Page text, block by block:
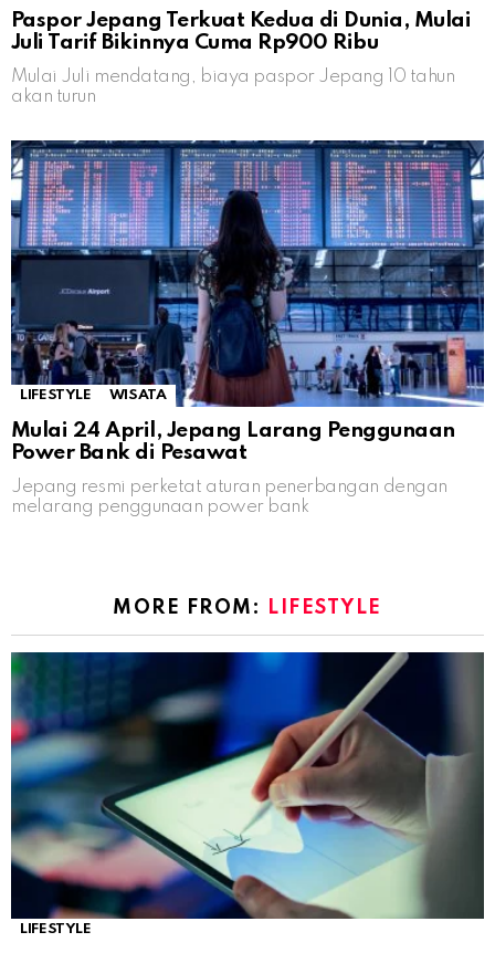
Paspor Jepang Terkuat Kedua di Dunia, Mulai
Juli Tarif Bikinnya Cuma Rp900 Ribu
Mulai Juli mendatang, biaya paspor Jepang 10 tahun
akan turun
LIFESTYLE WISATA
Mulai 24 April, Jepang Larang Penggunaan
Power Bank di Pesawat
Jepang resmi perketat aturan penerbangan dengan
melarang penggunaan power bank
MORE FROM: LIFESTYLE
LIFESTYLE